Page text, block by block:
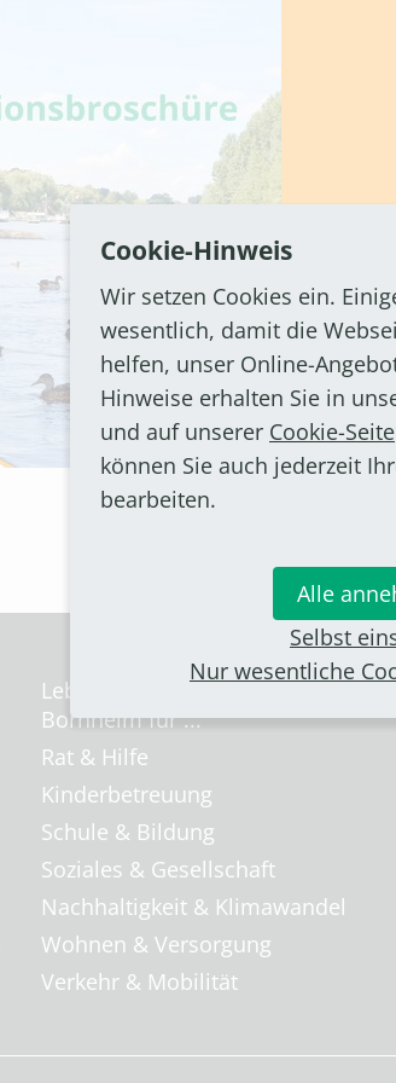
Leben & Familie
Bornheim für ...
Rat & Hilfe
Kinderbetreuung
Schule & Bildung
Soziales & Gesellschaft
Nachhaltigkeit & Klimawandel
Wohnen & Versorgung
Verkehr & Mobilität
Cookie-Hinweis
Wir setzen Cookies ein.
wesentlich, damit die
helfen, unser Online-
Hinweise erhalten Sie in
und auf unserer Cookie-Seite
können Sie auch jederzeit
bearbeiten.
Alle
Selbst
Nur wesentliche